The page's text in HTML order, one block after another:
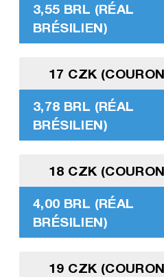
3,55 BRL (RÉAL
BRÉSILIEN)
17 CZK
3,78 BRL (RÉAL
BRÉSILIEN)
18 CZK
4,00 BRL (RÉAL
BRÉSILIEN)
19 CZK